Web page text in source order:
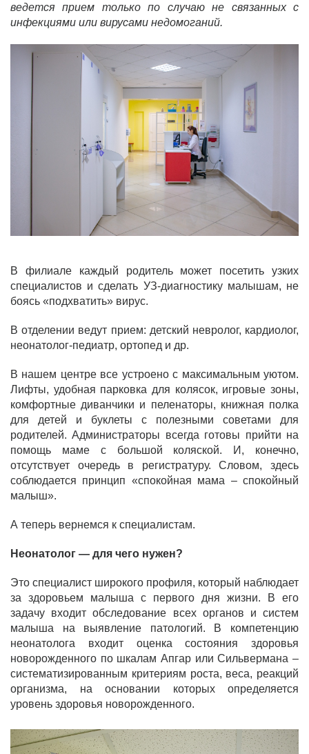
ведется прием только по случаю не связанных с
инфекциями или вирусами недомоганий.
В филиале каждый родитель может посетить узких
специалистов и сделать УЗ-диагностику малышам, не
боясь «подхватить» вирус.
В отделении ведут прием: детский невролог, кардиолог,
неонатолог-педиатр, ортопед и др.
В нашем центре все устроено с максимальным уютом.
Лифты, удобная парковка для колясок, игровые зоны,
комфортные диванчики и пеленаторы, книжная полка
для детей и буклеты с полезными советами для
родителей. Администраторы всегда готовы прийти на
помощь маме с большой коляской. И, конечно,
отсутствует очередь в регистратуру. Словом, здесь
соблюдается принцип «спокойная мама – спокойный
малыш».
А теперь вернемся к специалистам.
Неонатолог — для чего нужен?
Это специалист широкого профиля, который наблюдает
за здоровьем малыша с первого дня жизни. В его
задачу входит обследование всех органов и систем
малыша на выявление патологий. В компетенцию
неонатолога входит оценка состояния здоровья
новорожденного по шкалам Апгар или Сильвермана –
систематизированным критериям роста, веса, реакций
организма, на основании которых определяется
уровень здоровья новорожденного.